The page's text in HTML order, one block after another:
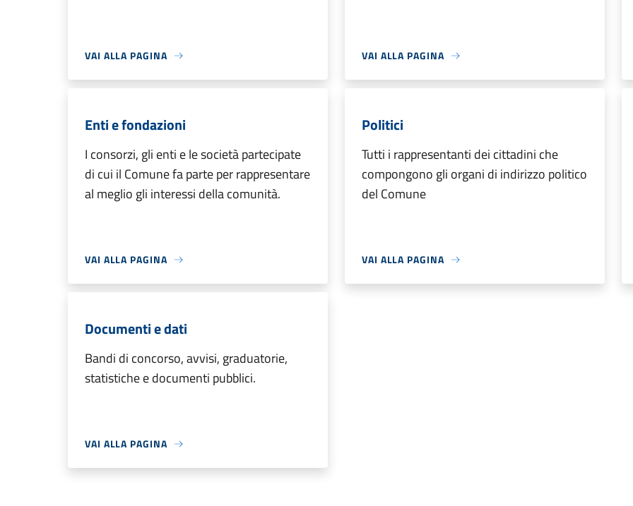
VAI ALLA PAGINA VAI ALLA PAGINA
Enti e fondazioni
I consorzi, gli enti e le società partecipate
di cui il Comune fa parte per rappresentare
al meglio gli interessi della comunità.
VAI ALLA PAGINA
Politici
Tutti i rappresentanti dei cittadini che
compongono gli organi di indirizzo politico
del Comune
VAI ALLA PAGINA
Documenti e dati
Bandi di concorso, avvisi, graduatorie,
statistiche e documenti pubblici.
VAI ALLA PAGINA